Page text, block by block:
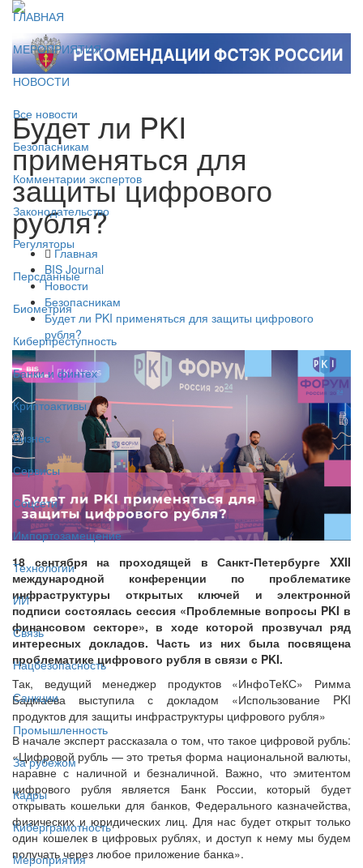
ГЛАВНАЯ
МЕРОПРИЯТИЯ
НОВОСТИ
Все новости
Безопасникам
Комментарии экспертов
Законодательство
Регуляторы
Персданные
Биометрия
Киберпреступность
Банки и финтех
Криптоактивы
Бизнес
Сервисы
Соцсети
Импортозамещение
Технологии
ИИ
Связь
Нацбезопасность
Санкции
Промышленность
За рубежом
Кадры
Киберграмотность
Мероприятия
Будет ли PKI
применяться для
защиты цифрового
рубля?
Главная
BIS Journal
Новости
Безопасникам
Будет ли PKI применяться для защиты цифрового
рубля?
18 сентября на проходящей в Санкт-Петербурге XXII
международной конференции по проблематике
инфраструктуры открытых ключей и электронной
подписи состоялась сессия «Проблемные вопросы PKI в
финансовом секторе», в ходе которой прозвучал ряд
интересных докладов. Часть из них была посвящена
проблематике цифрового рубля в связи с PKI.
Так, ведущий менеджер продуктов «ИнфоТеКС» Римма
Бадмаева выступила с докладом «Использование PKI
продуктов для защиты инфраструктуры цифрового рубля»
В начале эксперт рассказала о том, что такое цифровой рубль:
«Цифровой рубль — это третья форма национальной валюты,
наравне с наличной и безналичной. Важно, что эмитентом
цифрового рубля является Банк России, который будет
открывать кошельки для банков, Федерального казначейства,
физических и юридических лиц. Для нас будет открыт только
один кошелек в цифровых рублях, и доступ к нему мы будем
получать через любое приложение банка».